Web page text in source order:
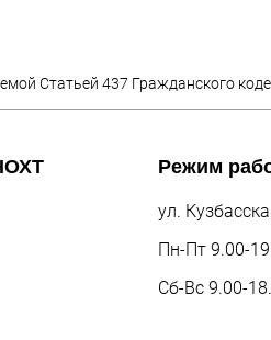
Статьей 437 Гражданского
Режим
ул.
Пн-Пт 9.00-
Сб-Вс 9.00-